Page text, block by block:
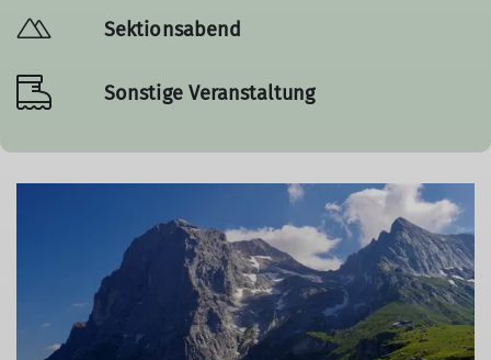
Sektionsabend
Sonstige Veranstaltung